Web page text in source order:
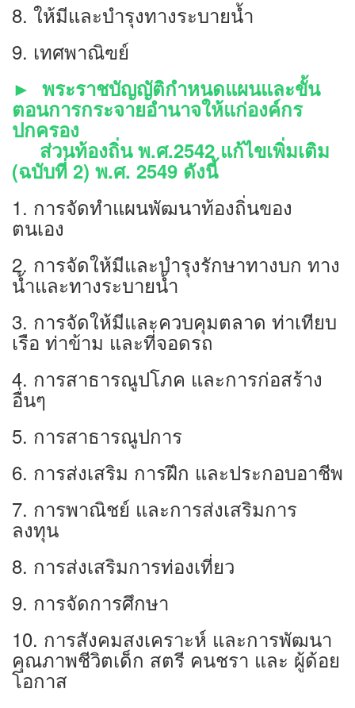
8. ให้มีและบำรุงทางระบายนํ้า
9. เทศพาณิฃย์
► พระราชบัญญัติกำหนดแผนและขั้น
ตอนการกระจายอำนาจให้แก่องค์กร
ปกครอง
ส่วนท้องถิ่น พ.ศ.2542 แก้ไขเพิ่มเติม
(ฉบับที่ 2) พ.ศ. 2549 ดังนี้
1. การจัดทำแผนพัฒนาท้องถิ่นของ
ตนเอง
2. การจัดให้มีและบำรุงรักษาทางบก ทาง
นํ้าและทางระบายนํ้า
3. การจัดให้มีและควบคุมตลาด ท่าเทียบ
เรือ ท่าข้าม และที่จอดรถ
4. การสาธารณูปโภค และการก่อสร้าง
อื่นๆ
5. การสาธารณูปการ
6. การส่งเสริม การฝึก และประกอบอาชีพ
7. การพาณิชย์ และการส่งเสริมการ
ลงทุน
8. การส่งเสริมการท่องเที่ยว
9. การจัดการศึกษา
10. การสังคมสงเคราะห์ และการพัฒนา
คุณภาพชีวิตเด็ก สตรี คนชรา และ ผู้ด้อย
โอกาส